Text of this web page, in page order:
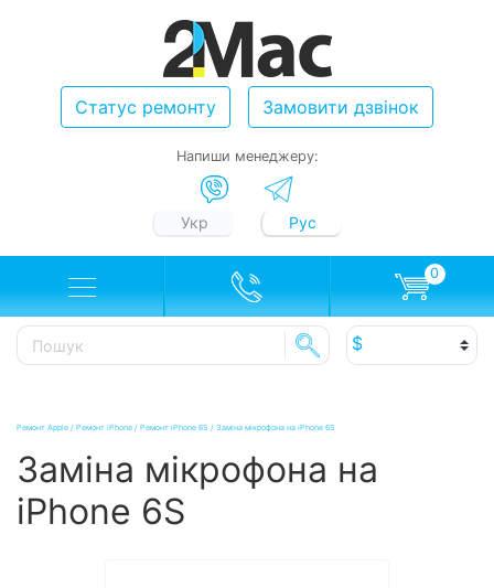
Статус ремонту Замовити дзвінок
Напиши менеджеру:
Укр Рус
0
Ремонт Apple / Ремонт iPhone / Ремонт iPhone 6S / Заміна мікрофона на iPhone 6S
Заміна мікрофона на
iPhone 6S